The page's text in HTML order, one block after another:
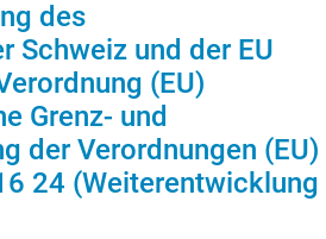
des
Schweiz und der EU
(EU)
Grenz- und
der Verordnungen (EU)
24 (Weiterentwicklung